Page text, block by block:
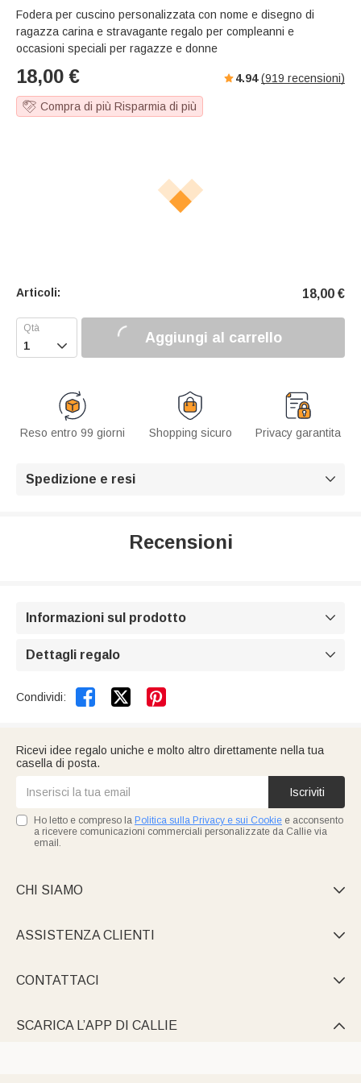
e
t
e
e
r
l
Fodera per cuscino personalizzata con nome e disegno di
ragazza carina e stravagante regalo per compleanni e
occasioni speciali per ragazze e donne
18,00 € 4.94 (919 recensioni)
Compra di più Risparmia di più
Articoli: 18,00 €
 Aggiungi al carrello
Reso entro 99 giorni Shopping sicuro Privacy garantita
Spedizione e resi 
Recensioni
Informazioni sul prodotto 
Dettagli regalo 
Condividi:  
Ricevi idee regalo uniche e molto altro direttamente nella tua
casella di posta.
Iscriviti
Ho letto e compreso la Politica sulla Privacy e sui Cookie e acconsento
a ricevere comunicazioni commerciali personalizzate da Callie via
email.
CHI SIAMO 
ASSISTENZA CLIENTI 
CONTATTACI 
SCARICA L’APP DI CALLIE 